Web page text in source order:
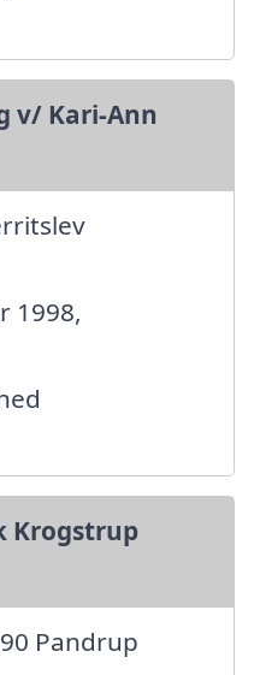
v/ Kari-Ann
1998,
Krogstrup
Pandrup